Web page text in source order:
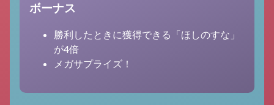
ボーナス
勝利したときに獲得できる「ほしのすな」
が4倍
メガサプライズ！